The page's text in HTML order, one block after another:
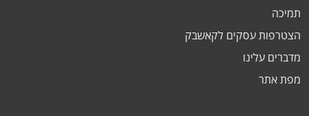
תמיכה
הצטרפות עסקים לקאשבק
מדברים עלינו
מפת אתר